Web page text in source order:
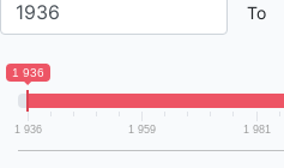
To
1 936
1 936 1 959 1 981